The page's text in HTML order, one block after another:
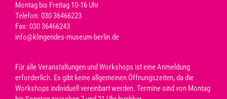
Montag bis Freitag 10-16 Uhr
Telefon: 030 36466223
Fax: 030 36466243
info@klingendes-museum-berlin.de
Für alle Veranstaltungen und Workshops ist eine Anmeldung
erforderlich. Es gibt keine allgemeinen Öffnungszeiten, da die
Workshops individuell vereinbart werden. Termine sind von Montag